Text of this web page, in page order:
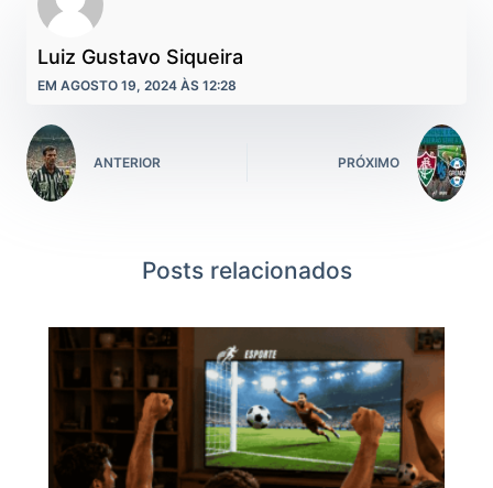
Luiz Gustavo Siqueira
EM AGOSTO 19, 2024 ÀS 12:28
ANTERIOR PRÓXIMO
Posts relacionados